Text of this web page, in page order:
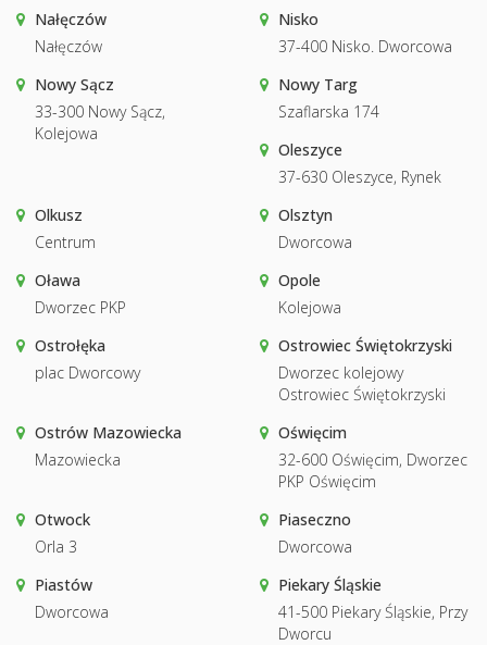
Nałęczów
Nałęczów
Nisko
37-400 Nisko. Dworcowa
Nowy Sącz
33-300 Nowy Sącz,
Kolejowa
Nowy Targ
Szaflarska 174
Oleszyce
37-630 Oleszyce, Rynek
Olkusz
Centrum
Olsztyn
Dworcowa
Oława
Dworzec PKP
Opole
Kolejowa
Ostrołęka
plac Dworcowy
Ostrowiec Świętokrzyski
Dworzec kolejowy
Ostrowiec Świętokrzyski
Ostrów Mazowiecka
Mazowiecka
Oświęcim
32-600 Oświęcim, Dworzec
PKP Oświęcim
Otwock
Orla 3
Piaseczno
Dworcowa
Piastów
Dworcowa
Piekary Śląskie
41-500 Piekary Śląskie, Przy
Dworcu